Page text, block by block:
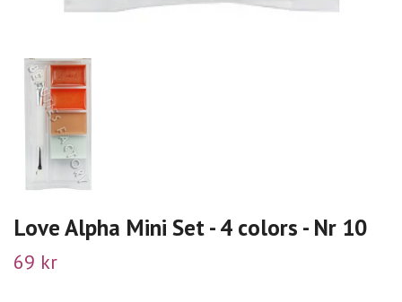
Love Alpha Mini Set - 4 colors - Nr 10
69 kr